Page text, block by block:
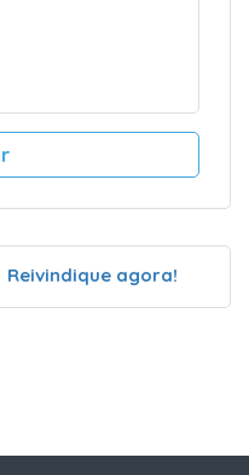
Reivindique agora!